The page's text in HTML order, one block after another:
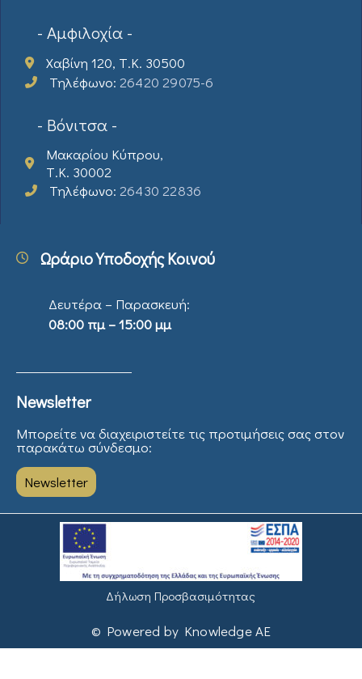
- Αμφιλοχία -
Χαβίνη 120, Τ.Κ. 30500
Τηλέφωνο: 26420 29075-6
- Βόνιτσα -
Μακαρίου Κύπρου,
Τ.Κ. 30002
Τηλέφωνο: 26430 22836
Ωράριο Υποδοχής Κοινού
Δευτέρα – Παρασκευή:
08:00 πμ – 15:00 μμ
Newsletter
Μπορείτε να διαχειριστείτε τις προτιμήσεις σας στον
παρακάτω σύνδεσμο:
Newsletter
Δήλωση Προσβασιμότητας
© Powered by Knowledge AE